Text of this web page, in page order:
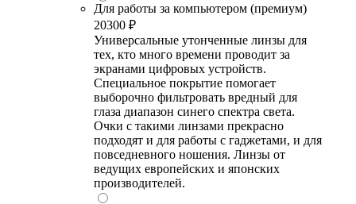
Для работы за компьютером (премиум)
20300 ₽
Универсальные утонченные линзы для
тех, кто много времени проводит за
экранами цифровых устройств.
Специальное покрытие помогает
выборочно фильтровать вредный для
глаза диапазон синего спектра света.
Очки с такими линзами прекрасно
подходят и для работы с гаджетами, и для
повседневного ношения. Линзы от
ведущих европейских и японских
производителей.